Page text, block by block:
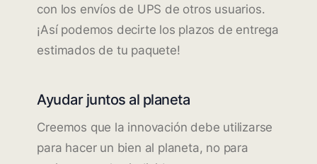
con los envíos de UPS de otros usuarios.
¡Así podemos decirte los plazos de entrega
estimados de tu paquete!
Ayudar juntos al planeta
Creemos que la innovación debe utilizarse
para hacer un bien al planeta, no para